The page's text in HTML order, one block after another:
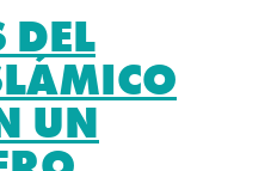
DEL
UN